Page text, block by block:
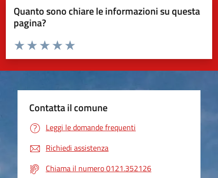
Quanto sono chiare le informazioni su questa
pagina?
Valuta da 1 a 5 stelle la pagina
Valuta 5 stelle su 5
Valuta 4 stelle su 5
Valuta 3 stelle su 5
Valuta 2 stelle su 5
Valuta 1 stelle su 5
Contatta il comune
Leggi le domande frequenti
Richiedi assistenza
Chiama il numero 0121.352126